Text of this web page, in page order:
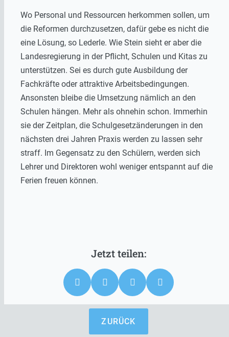
Wo Personal und Ressourcen herkommen sollen, um
die Reformen durchzusetzen, dafür gebe es nicht die
eine Lösung, so Lederle. Wie Stein sieht er aber die
Landesregierung in der Pflicht, Schulen und Kitas zu
unterstützen. Sei es durch gute Ausbildung der
Fachkräfte oder attraktive Arbeitsbedingungen.
Ansonsten bleibe die Umsetzung nämlich an den
Schulen hängen. Mehr als ohnehin schon. Immerhin
sie der Zeitplan, die Schulgesetzänderungen in den
nächsten drei Jahren Praxis werden zu lassen sehr
straff. Im Gegensatz zu den Schülern, werden sich
Lehrer und Direktoren wohl weniger entspannt auf die
Ferien freuen können.
ZURÜCK